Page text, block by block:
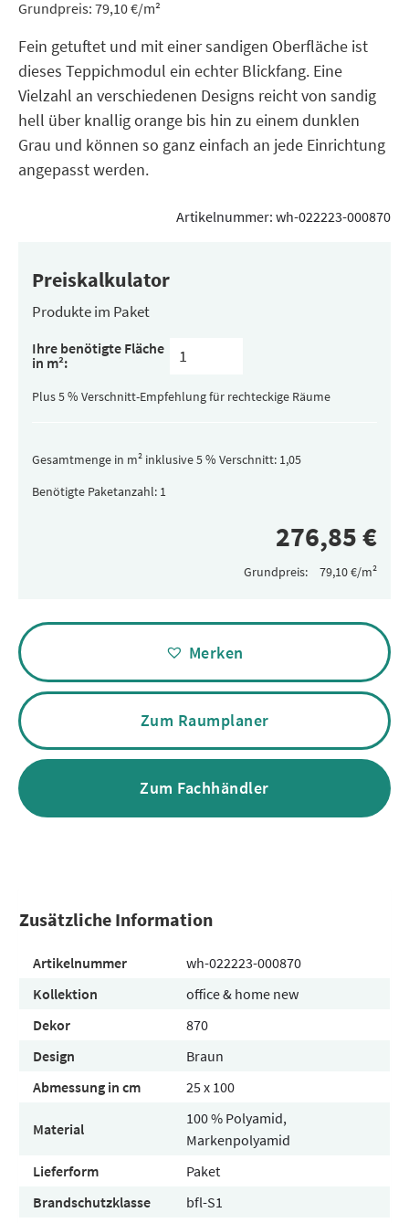
Grundpreis: 79,10€/m²
Fein getuftet und mit einer sandigen Oberfläche ist
dieses Teppichmodul ein echter Blickfang. Eine
Vielzahl an verschiedenen Designs reicht von sandig
hell über knallig orange bis hin zu einem dunklen
Grau und können so ganz einfach an jede Einrichtung
angepasst werden.
Artikelnummer: wh-022223-000870
Preiskalkulator
Produkte im Paket
Inhalt
pro
Paket
Ihre benötigte Fläche
in m²:
Plus 5 % Verschnitt-Empfehlung für rechteckige Räume
Gesamtmenge in m² inklusive 5 % Verschnitt:
Benötigte Paketanzahl:
Grundpreis:
Alternative:
Merken
Zum Raumplaner
Zum Fachhändler
Zusätzliche Information
Artikelnummer
wh-022223-000870
Kollektion
office & home new
Dekor
870
Design
Braun
Abmessung in cm
25 x 100
Material
100 % Polyamid,
Markenpolyamid
Lieferform
Paket
Brandschutzklasse
bfl-S1